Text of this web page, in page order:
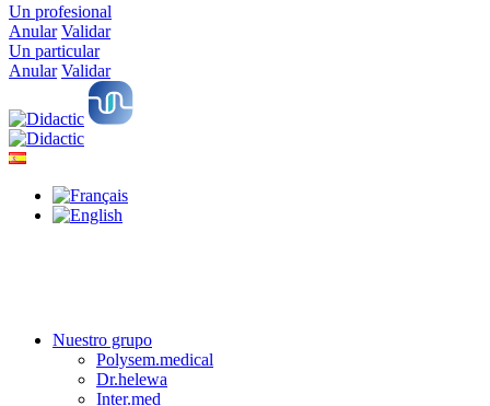
Un profesional
Anular Validar
Un particular
Anular Validar
Nuestro grupo
Polysem.medical
Dr.helewa
Inter.med